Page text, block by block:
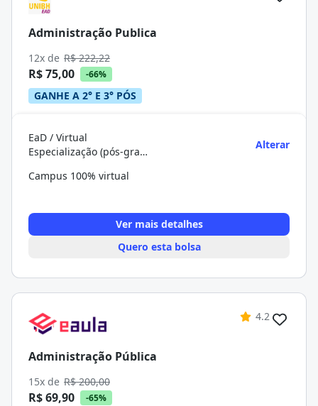
Administração Publica
12x de R$ 222,22
R$ 75,00 -66%
GANHE A 2° E 3° PÓS
EaD / Virtual
Especialização (pós-graduação)
Alterar
Campus 100% virtual
Ver mais detalhes
Quero esta bolsa
4.2
Administração Pública
15x de R$ 200,00
R$ 69,90 -65%